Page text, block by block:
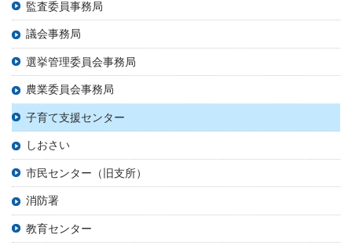
監査委員事務局
議会事務局
選挙管理委員会事務局
農業委員会事務局
子育て支援センター
しおさい
市民センター（旧支所）
消防署
教育センター